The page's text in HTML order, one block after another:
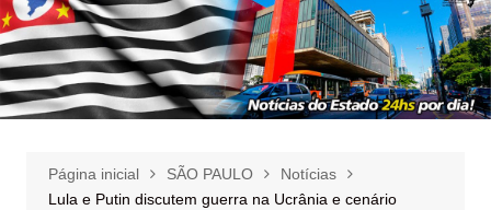
Página inicial SÃO PAULO
Notícias
Lula e Putin discutem guerra na Ucrânia e cenário